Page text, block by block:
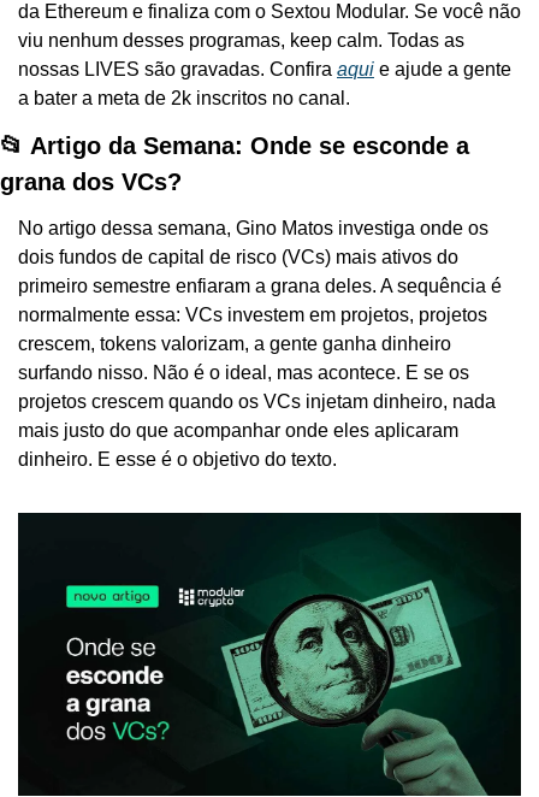
da Ethereum e finaliza com o Sextou Modular. Se você não
viu nenhum desses programas, keep calm. Todas as
nossas LIVES são gravadas. Confira aqui e ajude a gente
a bater a meta de 2k inscritos no canal.
📂 Artigo da Semana: Onde se esconde a
grana dos VCs?
No artigo dessa semana, Gino Matos investiga onde os
dois fundos de capital de risco (VCs) mais ativos do
primeiro semestre enfiaram a grana deles. A sequência é
normalmente essa: VCs investem em projetos, projetos
crescem, tokens valorizam, a gente ganha dinheiro
surfando nisso. Não é o ideal, mas acontece. E se os
projetos crescem quando os VCs injetam dinheiro, nada
mais justo do que acompanhar onde eles aplicaram
dinheiro. E esse é o objetivo do texto.